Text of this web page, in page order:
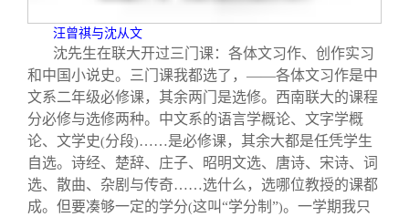
理事会名单
制度法规
联系我们
汪曾祺与沈从文
沈先生在联大开过三门课：各体文习作、创作实习
和中国小说史。三门课我都选了，——各体文习作是中
文系二年级必修课，其余两门是选修。西南联大的课程
分必修与选修两种。中文系的语言学概论、文字学概
论、文学史(分段) ……是必修课，其余大都是任凭学生
自选。诗经、楚辞、庄子、昭明文选、唐诗、宋诗、词
选、散曲、杂剧与传奇……选什么，选哪位教授的课都
成。但要凑够一定的学分(这叫“学分制”)。一学期我只